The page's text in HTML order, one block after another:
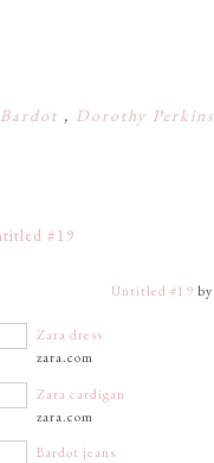
Bardot , Dorothy Perkins
Untitled #19 by
Zara dress
zara.com
Zara cardigan
zara.com
Bardot jeans